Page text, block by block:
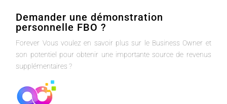
Demander une démonstration
personnelle FBO ?
Forever Vous voulez en savoir plus sur le Business Owner et
son potentiel pour obtenir une importante source de revenus
supplémentaires ?